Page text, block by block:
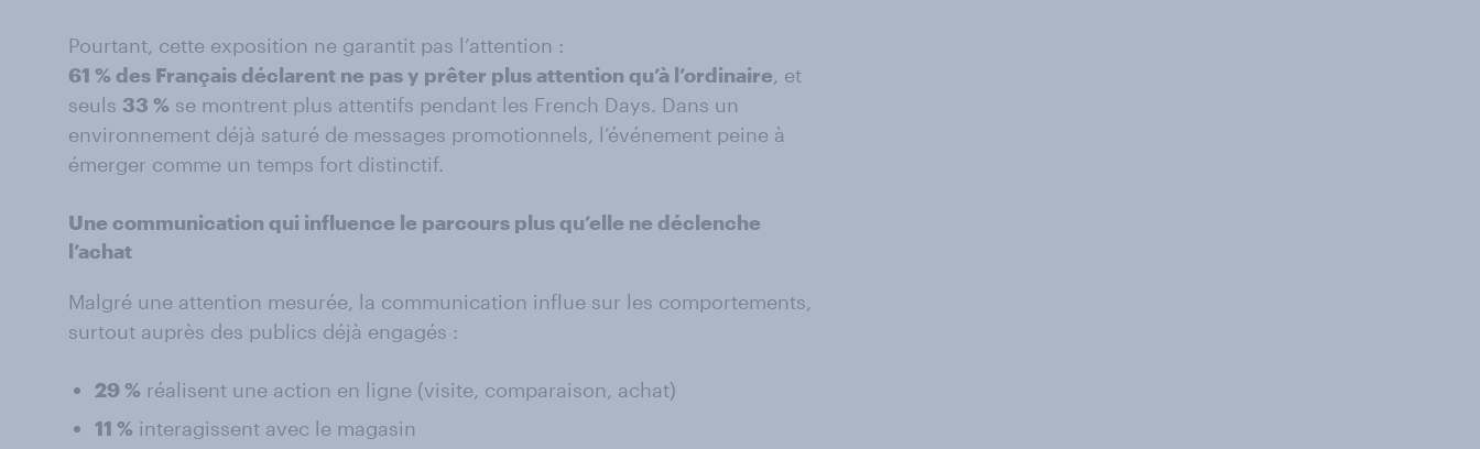
Pourtant, cette exposition ne garantit pas l’attention :
61 % des Français déclarent ne pas y prêter plus attention qu’à l’ordinaire, et
seuls 33 % se montrent plus attentifs pendant les French Days. Dans un
environnement déjà saturé de messages promotionnels, l’événement peine à
émerger comme un temps fort distinctif.
Une communication qui influence le parcours plus qu’elle ne déclenche
l’achat
Malgré une attention mesurée, la communication influe sur les comportements,
surtout auprès des publics déjà engagés :
29 % réalisent une action en ligne (visite, comparaison, achat)
11 % interagissent avec le magasin